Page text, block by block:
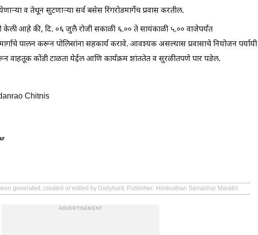
व तेथून सुटणाऱ्या सर्व बसेस रिंगरोडमार्गेच प्रवास करतील.
केली आहे की, दि. ०६ जुलै रोजी सकाळी ६.०० ते सायंकाळी ५.०० वाजेपर्यंत
मार्गांचे पालन करून पोलिसांना सहकार्य करावे. आवश्यक असल्यास प्रवासाचे नियोजन पर्यायी
वाहतूक कोंडी टाळता येईल आणि कार्यक्रम शांततेत व सुरळीतपणे पार पडेल.
Chitnis
generated, created or edited by Dailyhunt. Publisher: Hindusthan Samachar Marathi
ADVERTISEMENT